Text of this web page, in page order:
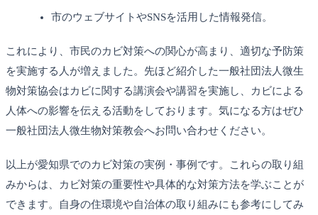
市のウェブサイトやSNSを活用した情報発信。
これにより、市民のカビ対策への関心が高まり、適切な予防策
を実施する人が増えました。先ほど紹介した一般社団法人微生
物対策協会はカビに関する講演会や講習を実施し、カビによる
人体への影響を伝える活動をしております。気になる方はぜひ
一般社団法人微生物対策教会へお問い合わせください。
以上が愛知県でのカビ対策の実例・事例です。これらの取り組
みからは、カビ対策の重要性や具体的な対策方法を学ぶことが
できます。自身の住環境や自治体の取り組みにも参考にしてみ